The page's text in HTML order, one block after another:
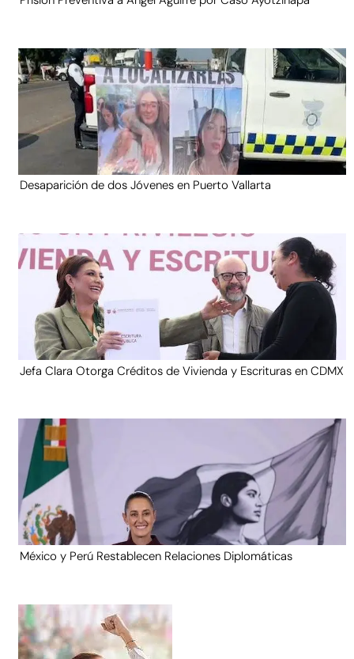
Desaparición de dos Jóvenes en Puerto Vallarta
Jefa Clara Otorga Créditos de Vivienda y Escrituras en CDMX
México y Perú Restablecen Relaciones Diplomáticas